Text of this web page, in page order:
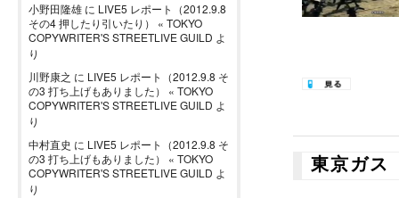
小野田隆雄 に LIVE5 レポート（2012.9.8
その4 押したり引いたり） « TOKYO
COPYWRITER'S STREETLIVE GUILD よ
り
川野康之 に LIVE5 レポート（2012.9.8 そ
の3 打ち上げもありました） « TOKYO
COPYWRITER'S STREETLIVE GUILD よ
り
中村直史 に LIVE5 レポート（2012.9.8 そ
の3 打ち上げもありました） « TOKYO
COPYWRITER'S STREETLIVE GUILD よ
り
東京ガス